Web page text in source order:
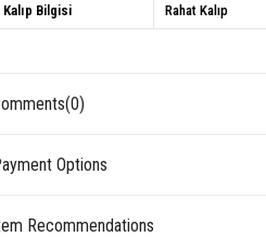
Kalıp Bilgisi Rahat Kalıp
(0)
Options
Recommendations